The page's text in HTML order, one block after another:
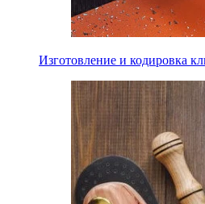
Изготовление и кодировка